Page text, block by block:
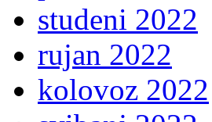
studeni 2022
rujan 2022
kolovoz 2022